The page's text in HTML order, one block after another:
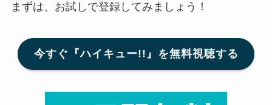
まずは、お試しで登録してみましょう！
今すぐ『ハイキュー!!』を無料視聴する